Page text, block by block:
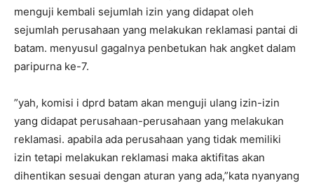
menguji kembali sejumlah izin yang didapat oleh
sejumlah perusahaan yang melakukan reklamasi pantai di
batam. menyusul gagalnya penbetukan hak angket dalam
paripurna ke-7.
”yah, komisi i dprd batam akan menguji ulang izin-izin
yang didapat perusahaan-perusahaan yang melakukan
reklamasi. apabila ada perusahaan yang tidak memiliki
izin tetapi melakukan reklamasi maka aktifitas akan
dihentikan sesuai dengan aturan yang ada,”kata nyanyang